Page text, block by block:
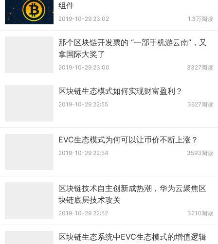
组件
2019-10-29 23:02 1.3万阅读
那个区块链开发票的 “一部手机游云南”，又
拿国际大奖了
2019-10-29 23:00 3327阅读
区块链生态模式如何实现财富盈利？
2019-10-29 22:55 3627阅读
EVC生态模式为何可以让币价不断上涨？
2019-10-29 22:54 3593阅读
区块链技术自主创新成热潮，华为云聚焦区
块链底层技术攻关
2019-10-29 22:52 3210阅读
区块链生态系统中EVC生态模式的增值逻辑